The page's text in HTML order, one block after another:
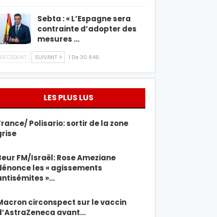
Sebta : « L’Espagne sera
contrainte d’adopter des
mesures …
SUIVANT 1 De 30 846
LES PLUS LUS
Polisario: sortir de la zone
FM/Israël: Rose Ameziane
les « agissements
»…
circonspect sur le vaccin
avant…